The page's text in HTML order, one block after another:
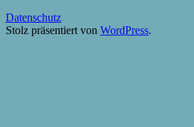
Datenschutz
Stolz präsentiert von WordPress.